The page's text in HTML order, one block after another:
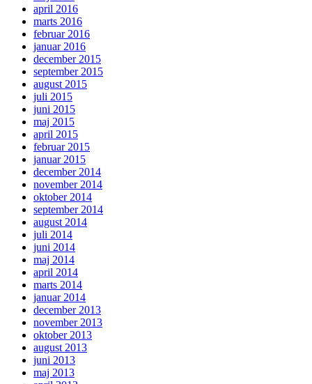
april 2016
marts 2016
februar 2016
januar 2016
december 2015
september 2015
august 2015
juli 2015
juni 2015
maj 2015
april 2015
februar 2015
januar 2015
december 2014
november 2014
oktober 2014
september 2014
august 2014
juli 2014
juni 2014
maj 2014
april 2014
marts 2014
januar 2014
december 2013
november 2013
oktober 2013
august 2013
juni 2013
maj 2013